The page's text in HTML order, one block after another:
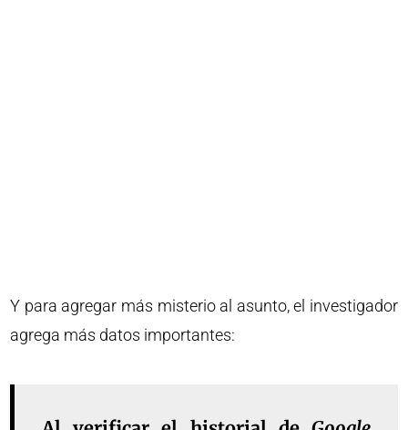
Y para agregar más misterio al asunto, el investigador
agrega más datos importantes: